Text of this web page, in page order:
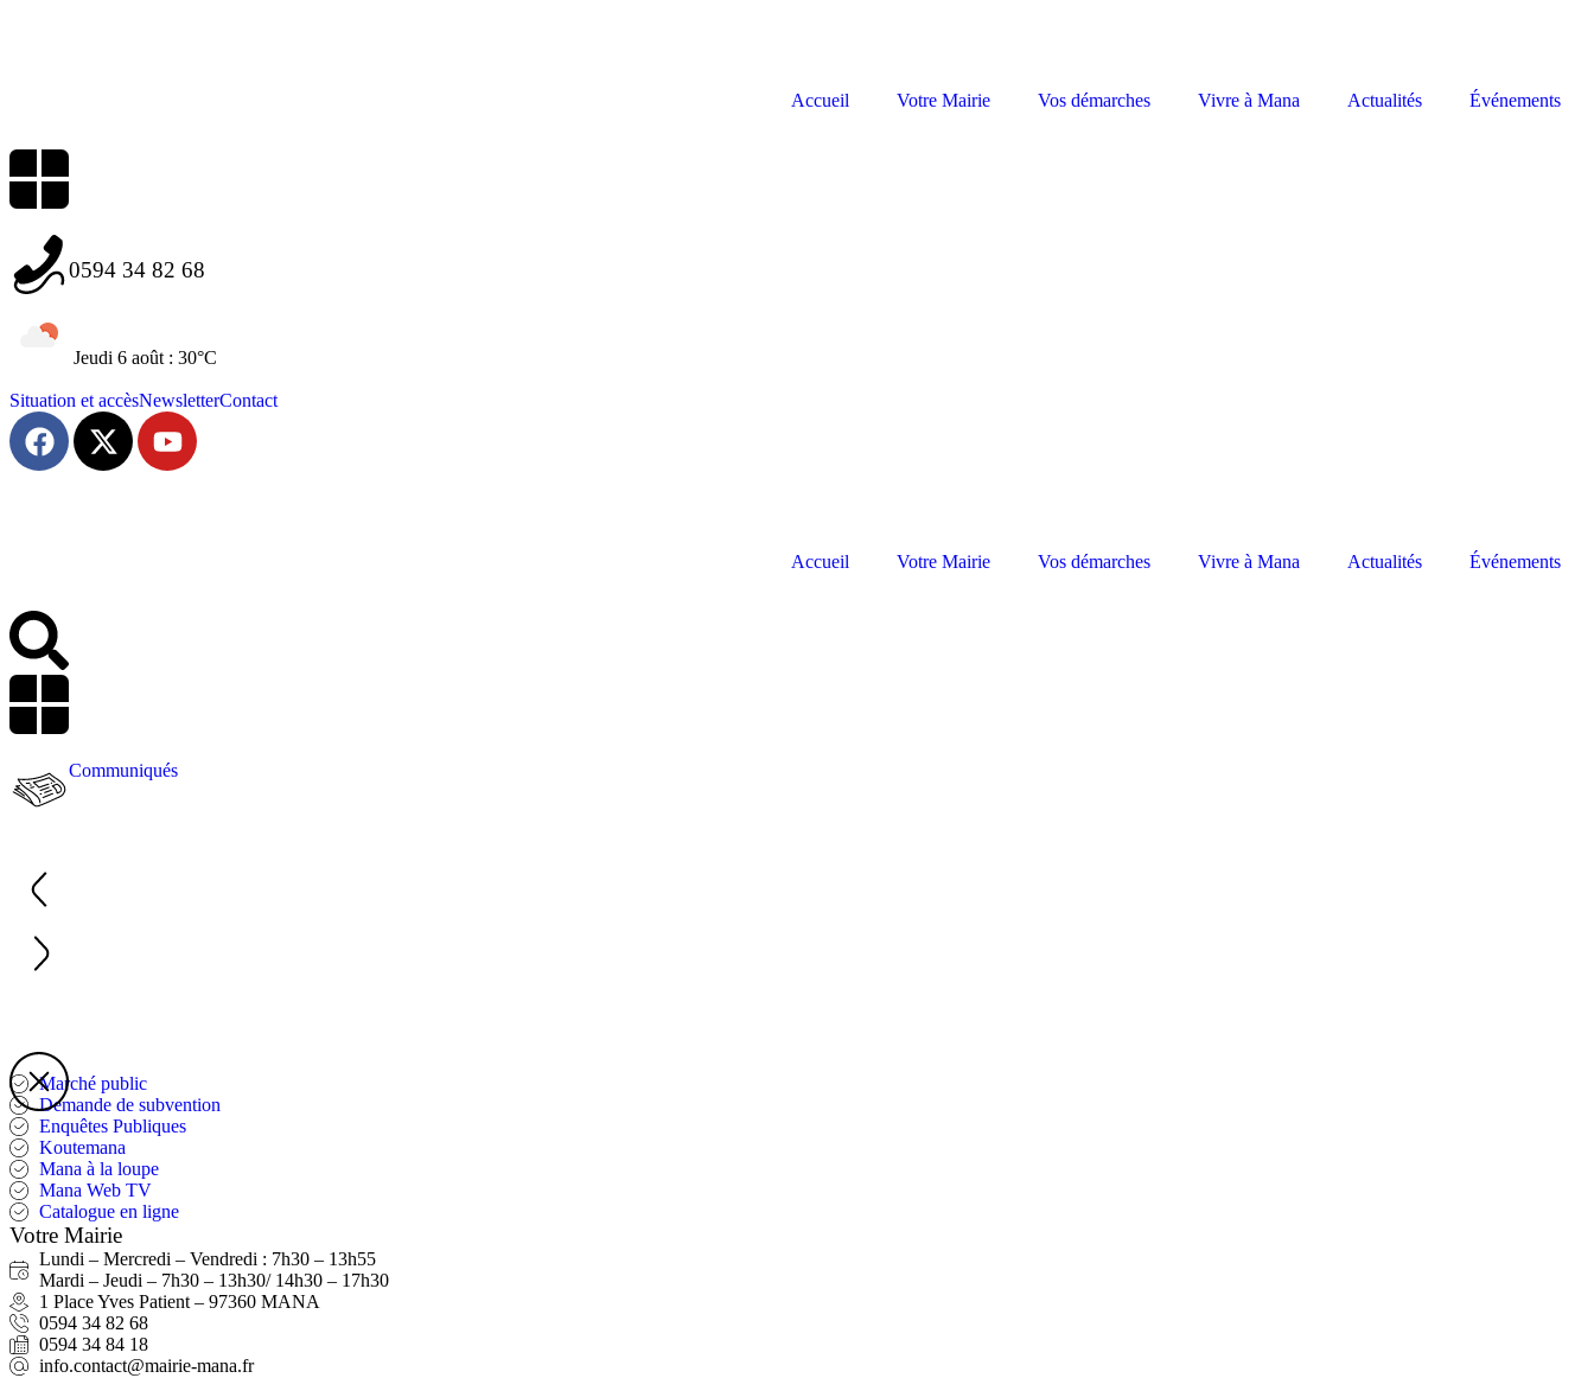
Accueil Votre Mairie Vos démarches Vivre à Mana Actualités Événements
0594 34 82 68
Jeudi 6 août : 30°C
Situation et accèsNewsletterContact
Accueil Votre Mairie Vos démarches Vivre à Mana Actualités Événements
Communiqués
Marché public
Demande de subvention
Enquêtes Publiques
Koutemana
Mana à la loupe
Mana Web TV
Catalogue en ligne
Votre Mairie
Lundi – Mercredi – Vendredi : 7h30 – 13h55
Mardi – Jeudi – 7h30 – 13h30/ 14h30 – 17h30
1 Place Yves Patient – 97360 MANA
0594 34 82 68
0594 34 84 18
info.contact@mairie-mana.fr